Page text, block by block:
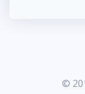
©